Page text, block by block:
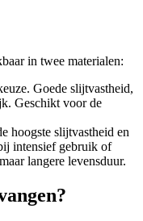
in twee materialen:
Goede slijtvastheid,
Geschikt voor de
hoogste slijtvastheid en
intensief gebruik of
langere levensduur.